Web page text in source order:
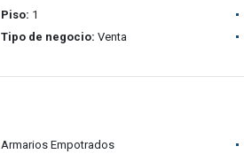
Piso: 1
Tipo de negocio: Venta
Armarios Empotrados